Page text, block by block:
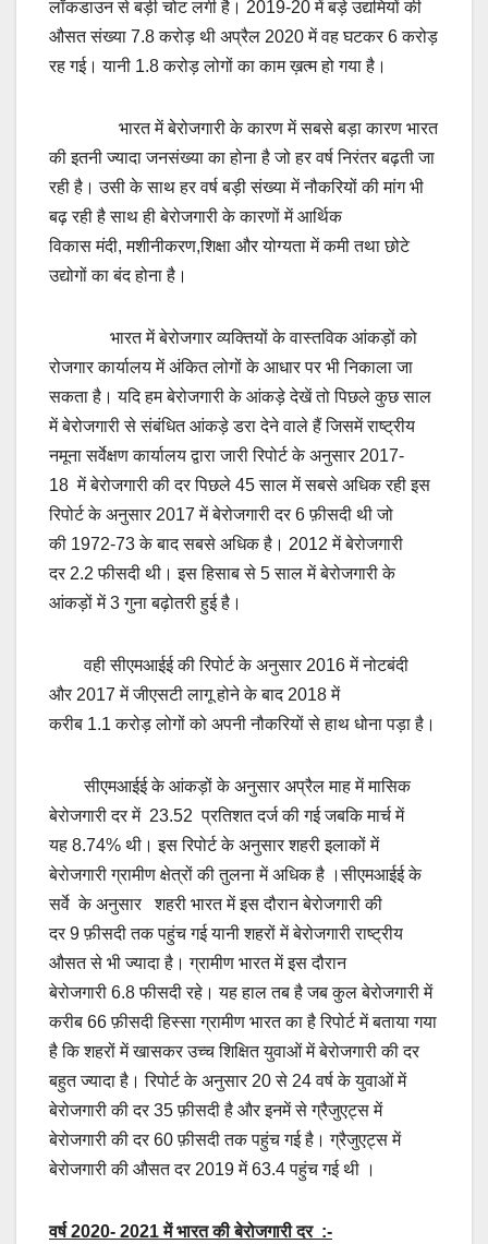
लॉकडाउन से बड़ी चोट लगी है। 2019-20 में बड़े उद्यमियों की
औसत संख्या 7.8 करोड़ थी अप्रैल 2020 में वह घटकर 6 करोड़
रह गई। यानी 1.8 करोड़ लोगों का काम ख़त्म हो गया है।
भारत में बेरोजगारी के कारण में सबसे बड़ा कारण भारत
की इतनी ज्यादा जनसंख्या का होना है जो हर वर्ष निरंतर बढ़ती जा
रही है। उसी के साथ हर वर्ष बड़ी संख्या में नौकरियों की मांग भी
बढ़ रही है साथ ही बेरोजगारी के कारणों में आर्थिक
विकास मंदी, मशीनीकरण,शिक्षा और योग्यता में कमी तथा छोटे
उद्योगों का बंद होना है।
भारत में बेरोजगार व्यक्तियों के वास्तविक आंकड़ों को
रोजगार कार्यालय में अंकित लोगों के आधार पर भी निकाला जा
सकता है। यदि हम बेरोजगारी के आंकड़े देखें तो पिछले कुछ साल
में बेरोजगारी से संबंधित आंकड़े डरा देने वाले हैं जिसमें राष्ट्रीय
नमूना सर्वेक्षण कार्यालय द्वारा जारी रिपोर्ट के अनुसार 2017-
18 में बेरोजगारी की दर पिछले 45 साल में सबसे अधिक रही इस
रिपोर्ट के अनुसार 2017 में बेरोजगारी दर 6 फ़ीसदी थी जो
की 1972-73 के बाद सबसे अधिक है। 2012 में बेरोजगारी
दर 2.2 फीसदी थी। इस हिसाब से 5 साल में बेरोजगारी के
आंकड़ों में 3 गुना बढ़ोतरी हुई है।
वही सीएमआईई की रिपोर्ट के अनुसार 2016 में नोटबंदी
और 2017 में जीएसटी लागू होने के बाद 2018 में
करीब 1.1 करोड़ लोगों को अपनी नौकरियों से हाथ धोना पड़ा है।
सीएमआईई के आंकड़ों के अनुसार अप्रैल माह में मासिक
बेरोजगारी दर में 23.52 प्रतिशत दर्ज की गई जबकि मार्च में
यह 8.74% थी। इस रिपोर्ट के अनुसार शहरी इलाकों में
बेरोजगारी ग्रामीण क्षेत्रों की तुलना में अधिक है ।सीएमआईई के
सर्वे के अनुसार शहरी भारत में इस दौरान बेरोजगारी की
दर 9 फ़ीसदी तक पहुंच गई यानी शहरों में बेरोजगारी राष्ट्रीय
औसत से भी ज्यादा है। ग्रामीण भारत में इस दौरान
बेरोजगारी 6.8 फीसदी रहे। यह हाल तब है जब कुल बेरोजगारी में
करीब 66 फ़ीसदी हिस्सा ग्रामीण भारत का है रिपोर्ट में बताया गया
है कि शहरों में खासकर उच्च शिक्षित युवाओं में बेरोजगारी की दर
बहुत ज्यादा है। रिपोर्ट के अनुसार 20 से 24 वर्ष के युवाओं में
बेरोजगारी की दर 35 फ़ीसदी है और इनमें से ग्रैजुएट्स में
बेरोजगारी की दर 60 फ़ीसदी तक पहुंच गई है। ग्रैजुएट्स में
बेरोजगारी की औसत दर 2019 में 63.4 पहुंच गई थी ।
वर्ष2020- 2021में भारत की बेरोजगारी दर :-